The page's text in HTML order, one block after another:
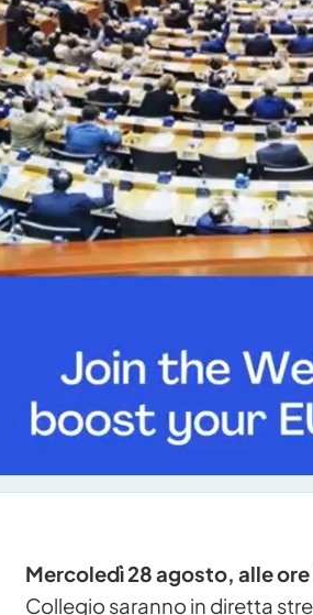
Mercoledì 28 agosto, alle
Collegio saranno in diretta